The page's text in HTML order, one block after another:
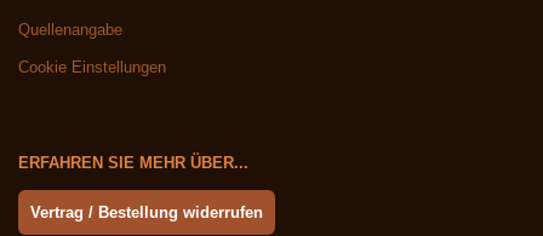
Quellenangabe
Cookie Einstellungen
ERFAHREN SIE MEHR ÜBER...
Vertrag / Bestellung widerrufen